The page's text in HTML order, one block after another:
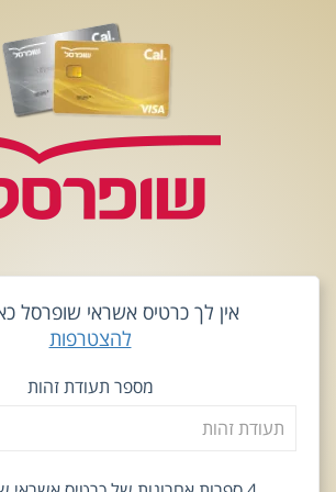
אין לך כרטיס אשראי שופרסל
להצטרפות
מספר תעודת זהות